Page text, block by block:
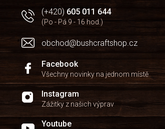
í
p
r
k
y
ý
p
s
u
(+420) 605 011 644
(Po - Pá 9 - 16 hod.)
obchod@bushcraftshop.cz
Facebook
Všechny novinky na jednom místě
Instagram
Zážitky z našich výprav
Youtube